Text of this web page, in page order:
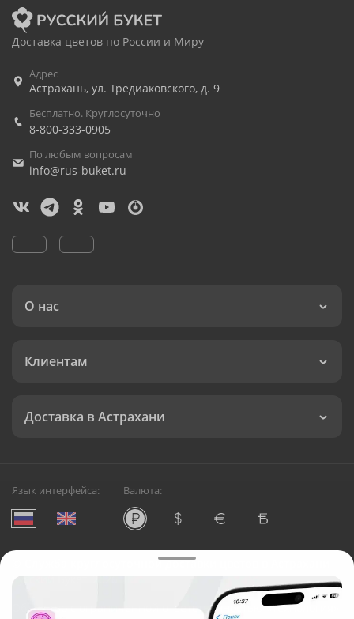
Доставка цветов по России и Миру
Адрес
Астрахань, ул. Тредиаковского, д. 9
Бесплатно. Круглосуточно
8-800-333-0905
По любым вопросам
info@rus-buket.ru
О нас
Клиентам
Доставка в Астрахани
Язык интерфейса: Валюта:
Служба круглосуточной доставки цветов в Астрахани
Русский Букет, 2026
Общество с ограниченной ответственностью «Технология»